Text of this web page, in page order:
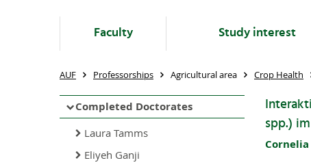
Faculty Study interest
AUF Professorships Agricultural area Crop Health
Completed Doctorates
Laura Tamms
Eliyeh Ganji
spp.)
Cornelia